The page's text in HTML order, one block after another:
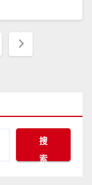
搜
索